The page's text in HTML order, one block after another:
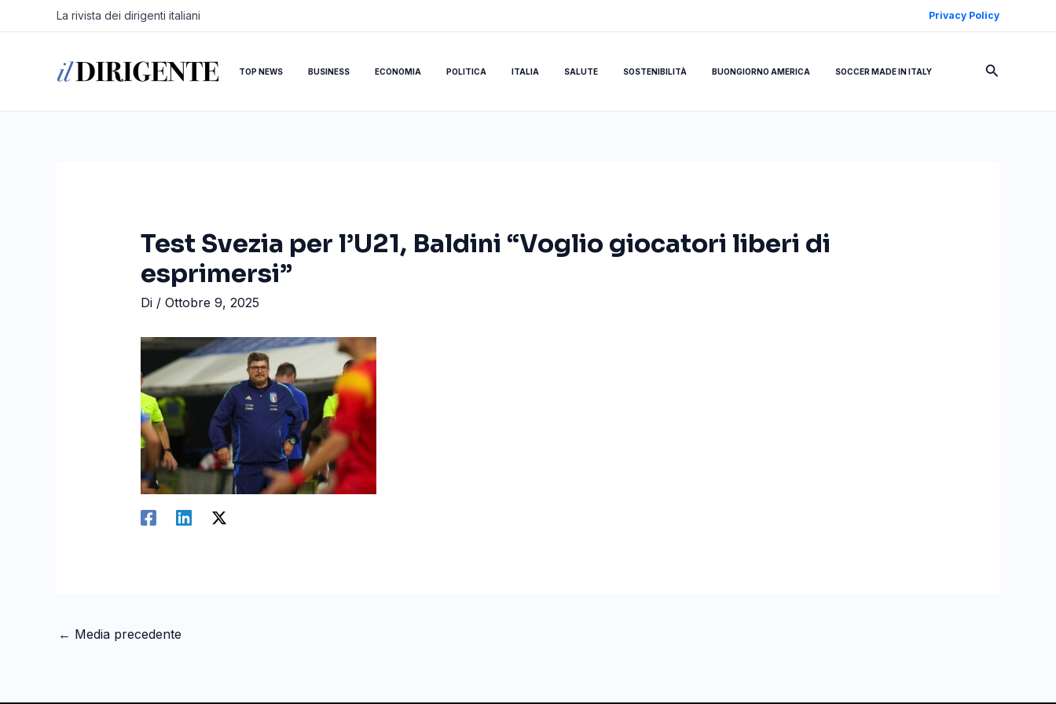
La rivista dei dirigenti italiani Privacy Policy
TOP NEWS BUSINESS ECONOMIA POLITICA ITALIA SALUTE SOSTENIBILITÀ BUONGIORNO AMERICA SOCCER MADE IN ITALY Cerca
Test Svezia per l’U21, Baldini “Voglio giocatori liberi di
esprimersi”
Di / Ottobre 9, 2025
Navigazione
← Media precedente